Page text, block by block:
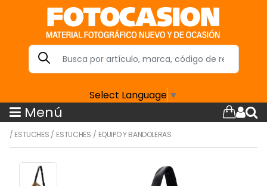
Select Language ▼
Menú
/ ESTUCHES / ESTUCHES / EQUIPO Y BANDOLERAS